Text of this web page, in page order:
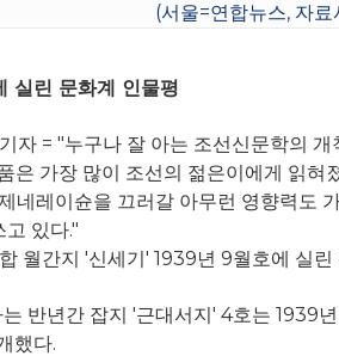
(서울=연합뉴스, 자료
실린 문화계 인물평
자 = "누구나 잘 아는 조선신문학의
은 가장 많이 조선의 젊은이에게 읽혀
네레이슌을 끄러갈 아무런 영향력도
있다."
월간지 '신세기' 1939년 9월호에 실
반년간 잡지 '근대서지' 4호는 1939
했다.